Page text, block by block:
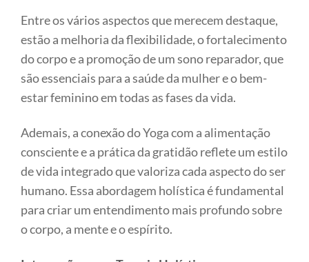
Entre os vários aspectos que merecem destaque,
estão a melhoria da flexibilidade, o fortalecimento
do corpo e a promoção de um sono reparador, que
são essenciais para a saúde da mulher e o bem-
estar feminino em todas as fases da vida.
Ademais, a conexão do Yoga com a alimentação
consciente e a prática da gratidão reflete um estilo
de vida integrado que valoriza cada aspecto do ser
humano. Essa abordagem holística é fundamental
para criar um entendimento mais profundo sobre
o corpo, a mente e o espírito.